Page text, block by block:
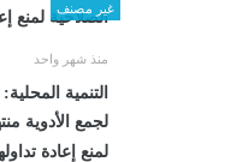
غير مصنف
منذ شهر واحد
التنمية
لجمع الأدوية
لمنع إعادة